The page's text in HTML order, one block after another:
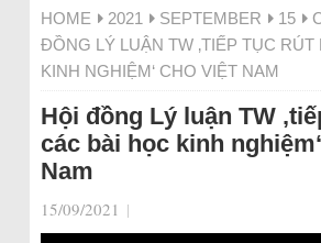
HOME 2021 SEPTEMBER 15
ĐỒNG LÝ LUẬN TW ‚TIẾP TỤC RÚT
KINH NGHIỆM‘ CHO VIỆT NAM
Hội đồng Lý luận TW
các bài học kinh
Nam
15/09/2021 |